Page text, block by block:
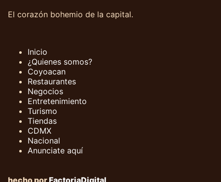
El corazón bohemio de la capital.
Inicio
¿Quienes somos?
Coyoacan
Restaurantes
Negocios
Entretenimiento
Turismo
Tiendas
CDMX
Nacional
Anunciate aquí
hecho porFactoriaDigital